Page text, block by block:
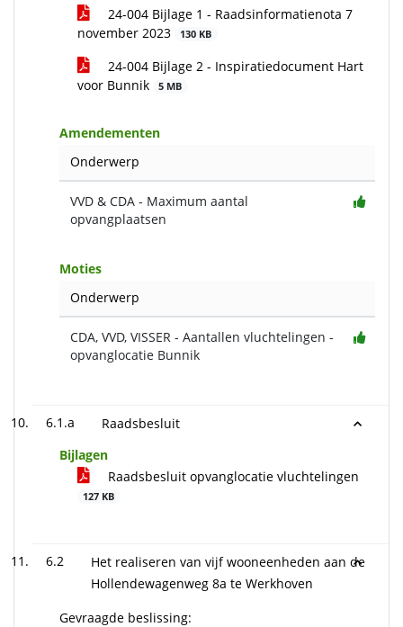
24-004 Bijlage 1 - Raadsinformatienota 7
november 2023
130 KB
24-004 Bijlage 2 - Inspiratiedocument Hart
voor Bunnik
5 MB
Amendementen
Onderwerp
VVD & CDA - Maximum aantal
opvangplaatsen
Moties
Onderwerp
CDA, VVD, VISSER - Aantallen vluchtelingen -
opvanglocatie Bunnik
6.1.a
Raadsbesluit
Bijlagen
Raadsbesluit opvanglocatie vluchtelingen
127 KB
6.2
Het realiseren van vijf wooneenheden aan de
Hollendewagenweg 8a te Werkhoven
Gevraagde beslissing: